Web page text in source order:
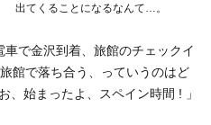
出てくることになるなんて…。
車で金沢到着、旅館のチェックイ
館で落ち合う、っていうのはど
、始まったよ、スペイン時間 ! 」